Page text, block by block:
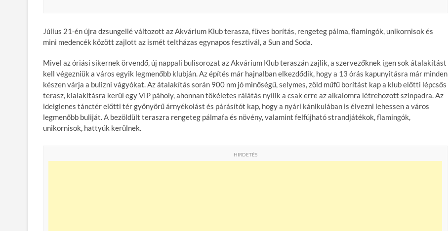
Július 21-én újra dzsungellé változott az Akvárium Klub terasza, füves borítás, rengeteg pálma, flamingók, unikornisok és
mini medencék között zajlott az ismét teltházas egynapos fesztivál, a Sun and Soda.
Mivel az óriási sikernek örvendő, új nappali bulisorozat az Akvárium Klub teraszán zajlik, a szervezőknek igen sok átalakítást
kell végezniük a város egyik legmenőbb klubján. Az építés már hajnalban elkezdődik, hogy a 13 órás kapunyitásra már minden
készen várja a bulizni vágyókat. Az átalakítás során 900 nm jó minőségű, selymes, zöld műfű borítást kap a klub előtti lépcsős
terasz, kialakításra kerül egy VIP páholy, ahonnan tökéletes rálátás nyílik a csak erre az alkalomra létrehozott színpadra. Az
ideiglenes tánctér előtti tér gyönyörű árnyékolást és párásítót kap, hogy a nyári kánikulában is élvezni lehessen a város
legmenőbb buliját. A bezöldült teraszra rengeteg pálmafa és növény, valamint felfújható strandjátékok, flamingók,
unikornisok, hattyúk kerülnek.
HIRDETÉS